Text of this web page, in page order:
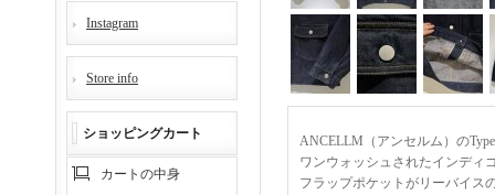
Instagram
Store info
ショッピングカート
カートの中身
ANCELLM（アンセルム）の
ワンウォッシュされたインディ
フラップポケットがリーバイス